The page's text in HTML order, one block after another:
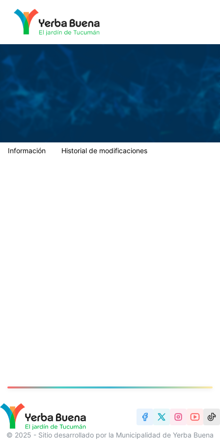
Información Historial de modificaciones
© 2025 - Sitio desarrollado por la Municipalidad de Yerba Buena